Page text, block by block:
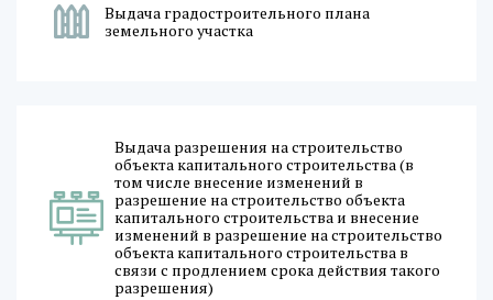
Выдача градостроительного плана
земельного участка
Выдача разрешения на строительство
объекта капитального строительства (в
том числе внесение изменений в
разрешение на строительство объекта
капитального строительства и внесение
изменений в разрешение на строительство
объекта капитального строительства в
связи с продлением срока действия такого
разрешения)